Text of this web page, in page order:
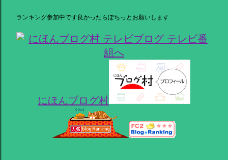
ランキング参加中です良かったらぽちっとお願いします
にほんブログ村